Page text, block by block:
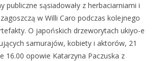
publiczne sąsiadowały z herbaciarniami i
w Willi Caro podczas kolejnego
O japońskich drzeworytach ukiyo-e
samurajów, kobiety i aktorów, 21
16.00 opowie Katarzyna Paczuska z